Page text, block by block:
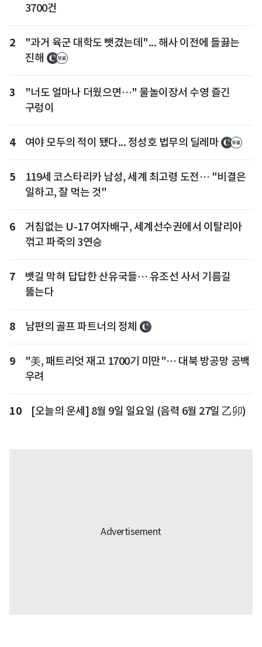
3700건
2
"과거 육군 대학도 뺏겼는데"... 해사 이전에 들끓는
진해
3
"너도 얼마나 더웠으면…" 물놀이장서 수영 즐긴
구렁이
4 여야 모두의 적이 됐다... 정성호 법무의 딜레마
5
119세 코스타리카 남성, 세계 최고령 도전… "비결은
일하고, 잘 먹는 것"
6
거침없는 U-17 여자배구, 세계선수권에서 이탈리아
꺾고 파죽의 3연승
7
뱃길 막혀 답답한 산유국들… 유조선 사서 기름길
뚫는다
8 남편의 골프 파트너의 정체
9
"美, 패트리엇 재고 1700기 미만"… 대북 방공망 공백
우려
10 [오늘의 운세] 8월 9일 일요일 (음력 6월 27일 乙卯)